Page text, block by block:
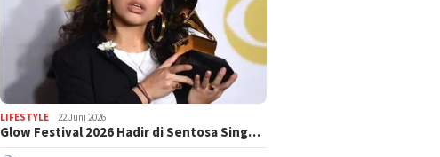
LIFESTYLE 22 Juni 2026
Glow Festival 2026 Hadir di Sentosa Sing…